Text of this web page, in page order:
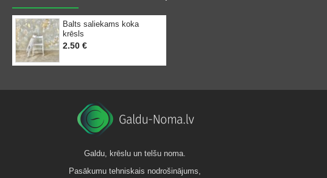
Balts saliekams koka
krēsls
2.50 €
Galdu, krēslu un telšu noma.
Pasākumu tehniskais nodrošinājums,